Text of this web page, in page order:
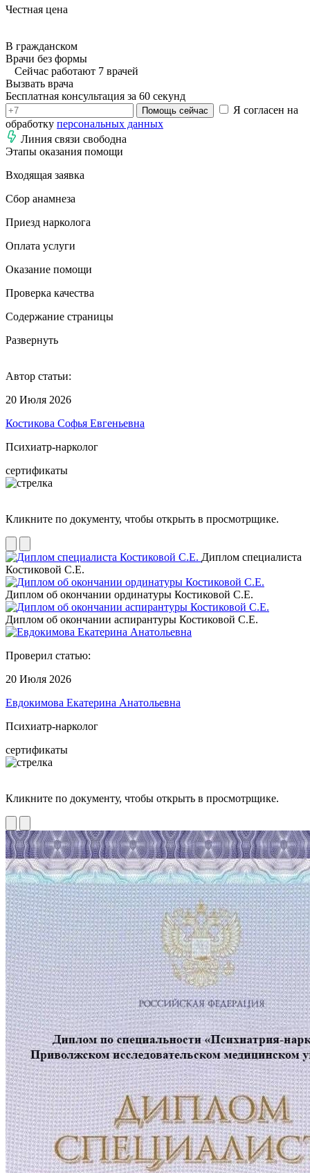
Честная цена
В гражданском
Врачи без формы
Сейчас работают 7 врачей
Вызвать врача
Бесплатная консультация за 60 секунд
Помощь сейчас
Я согласен на
обработку персональных данных
Линия связи свободна
Этапы оказания помощи
Входящая заявка
Сбор анамнеза
Приезд нарколога
Оплата услуги
Оказание помощи
Проверка качества
Содержание страницы
Развернуть
Автор статьи:
20 Июля 2026
Костикова Софья Евгеньевна
Психиатр-нарколог
сертификаты
Кликните по документу, чтобы открыть в просмотрщике.
Диплом специалиста
Костиковой С.Е.
Диплом об окончании ординатуры Костиковой С.Е.
Диплом об окончании аспирантуры Костиковой С.Е.
Проверил статью:
20 Июля 2026
Евдокимова Екатерина Анатольевна
Психиатр-нарколог
сертификаты
Кликните по документу, чтобы открыть в просмотрщике.